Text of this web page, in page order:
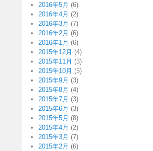
2016年5月 (6)
2016年4月 (2)
2016年3月 (7)
2016年2月 (6)
2016年1月 (6)
2015年12月 (4)
2015年11月 (3)
2015年10月 (5)
2015年9月 (3)
2015年8月 (4)
2015年7月 (3)
2015年6月 (3)
2015年5月 (8)
2015年4月 (2)
2015年3月 (7)
2015年2月 (6)